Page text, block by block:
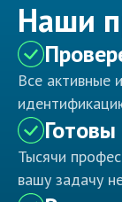
Наши
Все активные
Тысячи
вашу задачу